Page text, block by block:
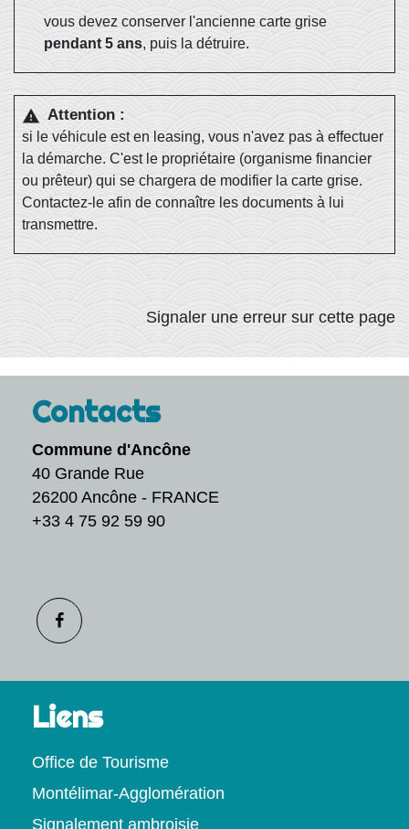
vous devez conserver l'ancienne carte grise
pendant 5 ans, puis la détruire.
warning Attention :
si le véhicule est en leasing, vous n'avez pas à effectuer
la démarche. C'est le propriétaire (organisme financier
ou prêteur) qui se chargera de modifier la carte grise.
Contactez-le afin de connaître les documents à lui
transmettre.
Signaler une erreur sur cette page
Contacts
Commune d'Ancône
40 Grande Rue
26200 Ancône - FRANCE
+33 4 75 92 59 90
Liens
Office de Tourisme
Montélimar-Agglomération
Signalement ambroisie